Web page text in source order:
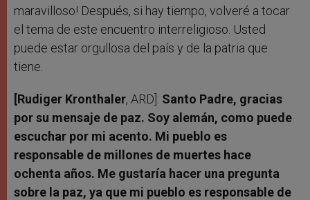
maravilloso! Después, si hay tiempo, volveré a tocar
el tema de este encuentro interreligioso. Usted
puede estar orgullosa del país y de la patria que
tiene.
[Rudiger Kronthaler, ARD]: Santo Padre, gracias
por su mensaje de paz. Soy alemán, como puede
escuchar por mi acento. Mi pueblo es
responsable de millones de muertes hace
ochenta años. Me gustaría hacer una pregunta
sobre la paz, ya que mi pueblo es responsable de